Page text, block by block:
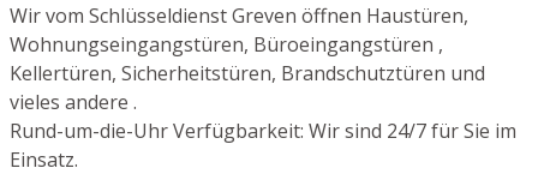
Wir vom Schlüsseldienst Greven öffnen Haustüren,
Wohnungseingangstüren, Büroeingangstüren ,
Kellertüren, Sicherheitstüren, Brandschutztüren und
vieles andere .
Rund-um-die-Uhr Verfügbarkeit: Wir sind 24/7 für Sie im
Einsatz.